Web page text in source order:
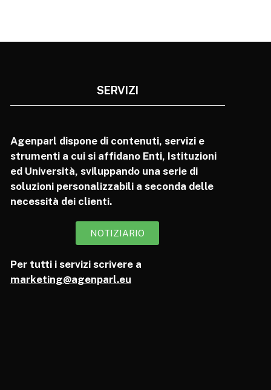
SERVIZI
Agenparl dispone di contenuti, servizi e
strumenti a cui si affidano Enti, Istituzioni
ed Università, sviluppando una serie di
soluzioni personalizzabili a seconda delle
necessità dei clienti.
NOTIZIARIO
Per tutti i servizi scrivere a
marketing@agenparl.eu